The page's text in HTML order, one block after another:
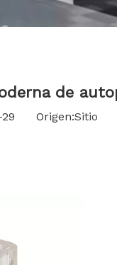
de
29 Origen:Sitio